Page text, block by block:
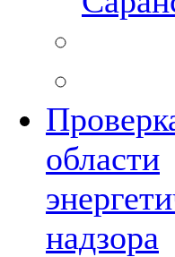
области
надзора